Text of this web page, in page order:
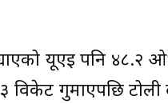
यूएई पनि ४८.२
विकेट गुमाएपछि टोली